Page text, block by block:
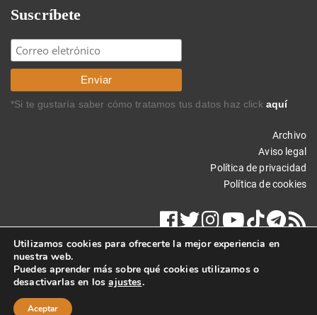
Suscríbete
*Si te gustaría saber cómo tratamos tus datos haz click aquí
Archivo
Aviso legal
Política de privacidad
Política de cookies
Copyright © 2022 Carlos Rodríguez Braun. Todos los derechos
reservados.
Utilizamos cookies para ofrecerte la mejor experiencia en
nuestra web.
Puedes aprender más sobre qué cookies utilizamos o
desactivarlas en losajustes.
Aceptar